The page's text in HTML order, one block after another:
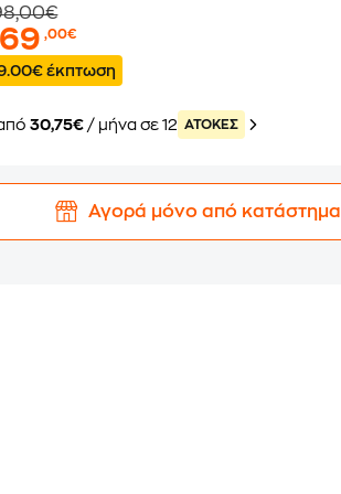
,00€
έκπτωση
30,75€ / μήνα σε 12 ATOKEΣ
Αγορά μόνο από κατάστημα